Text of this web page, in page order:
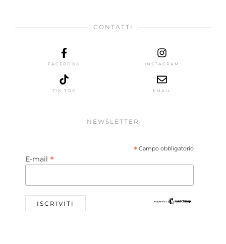
CONTATTI
FACEBOOK INSTAGRAM
TIK TOK EMAIL
NEWSLETTER
* Campo obbligatorio
E-mail *